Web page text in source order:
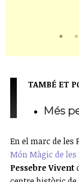
TAMBÉ ET
Més
En el marc de les
Món Màgic de
Pessebre Vivent